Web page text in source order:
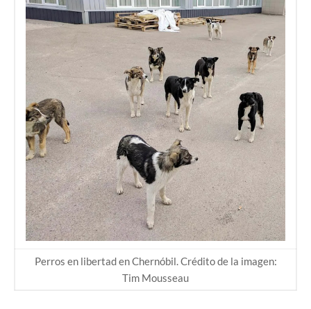
Perros en libertad en Chernóbil. Crédito de la imagen:
Tim Mousseau